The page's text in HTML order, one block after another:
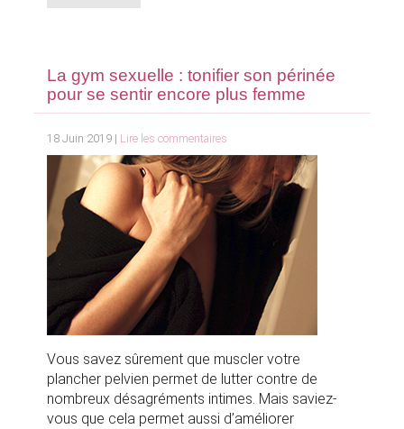
La gym sexuelle : tonifier son périnée
pour se sentir encore plus femme
18 Juin 2019 | Lire les commentaires
Vous savez sûrement que muscler votre
plancher pelvien permet de lutter contre de
nombreux désagréments intimes. Mais saviez-
vous que cela permet aussi d’améliorer